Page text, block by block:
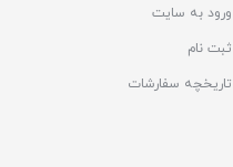
ورود به سایت
ثبت نام
تاریخچه سفارشات